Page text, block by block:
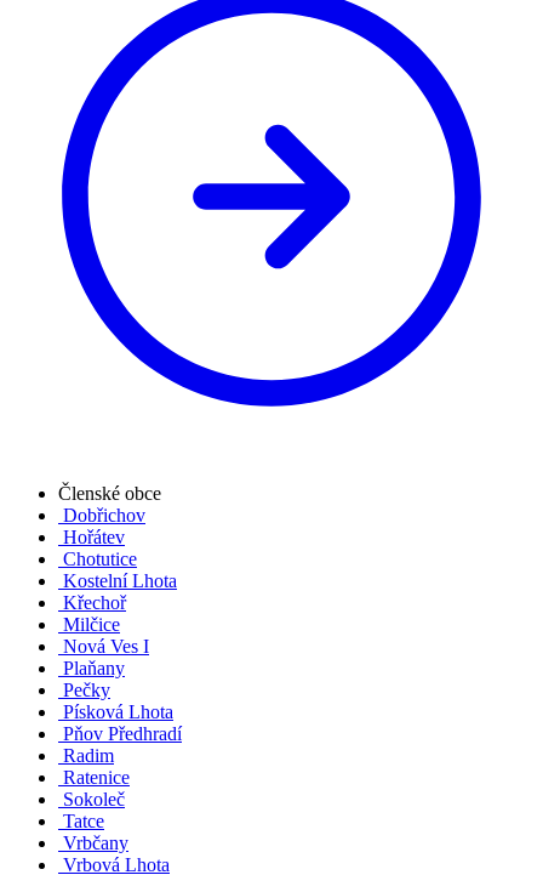
Členské obce
Dobřichov
Hořátev
Chotutice
Kostelní Lhota
Křechoř
Milčice
Nová Ves I
Plaňany
Pečky
Písková Lhota
Pňov Předhradí
Radim
Ratenice
Sokoleč
Tatce
Vrbčany
Vrbová Lhota